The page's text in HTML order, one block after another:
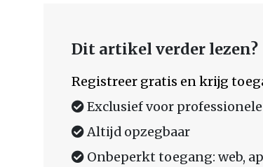
Dit artikel verder lezen?
Registreer gratis en krijg
Exclusief voor
Altijd opzegbaar
Onbeperkt toegang: web,